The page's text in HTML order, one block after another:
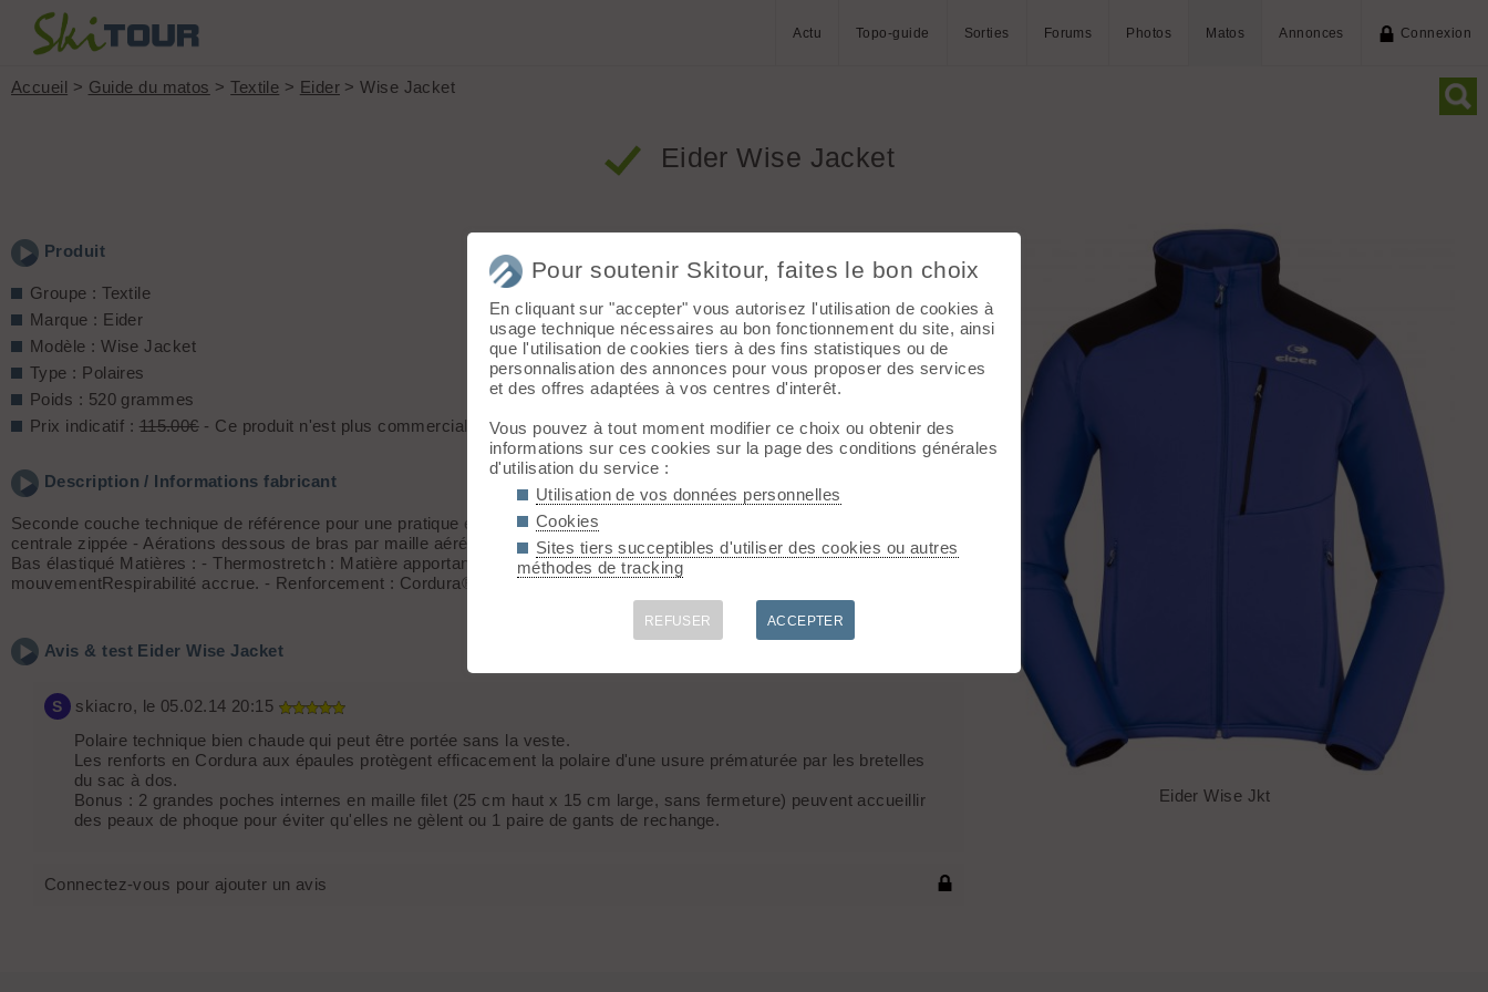
Actu Topo-guide Sorties Forums Photos Matos Annonces Connexion
Accueil > Guide du matos >Textile > Eider> Wise Jacket
Eider Wise Jacket
Produit
Groupe : Textile
Marque : Eider
Modèle : Wise Jacket
Type : Polaires
Poids : 520 grammes
Prix indicatif : 115.00€- Ce produit n'est plus commercialisé
Description / Informations fabricant
Seconde couche technique de référence pour une pratique engagée. Caractéristiques : - Coupe près du corps - Ouverture
centrale zippée - Aérations dessous de bras par maille aérée - Poche poitrine avec zip - Poches repose-mains avec zips -
Bas élastiqué Matières : - Thermostretch : Matière apportant chaleur et confortBi-extensible pour une plus grande liberté de
mouvementRespirabilité accrue. - Renforcement : Cordura® Ripstop Stretch. Poids : 520 gr / 18.34 oz
Avis & test Eider Wise Jacket
S skiacro, le 05.02.14 20:15
Polaire technique bien chaude qui peut être portée sans la veste.
Les renforts en Cordura aux épaules protègent efficacement la polaire d'une usure prématurée par les bretelles
du sac à dos.
Bonus : 2 grandes poches internes en maille filet (25 cm haut x 15 cm large, sans fermeture) peuvent accueillir
des peaux de phoque pour éviter qu'elles ne gèlent ou 1 paire de gants de rechange.
Connectez-vous pour ajouter un avis
Eider Wise Jkt
Pour soutenir Skitour, faites le bon choix
En cliquant sur "accepter" vous autorisez l'utilisation de cookies à
usage technique nécessaires au bon fonctionnement du site, ainsi
que l'utilisation de cookies tiers à des fins statistiques ou de
personnalisation des annonces pour vous proposer des services
et des offres adaptées à vos centres d'interêt.
Vous pouvez à tout moment modifier ce choix ou obtenir des
informations sur ces cookies sur la page des conditions générales
d'utilisation du service :
Utilisation de vos données personnelles
Cookies
Sites tiers succeptibles d'utiliser des cookies ou autres
méthodes de tracking
REFUSER ACCEPTER